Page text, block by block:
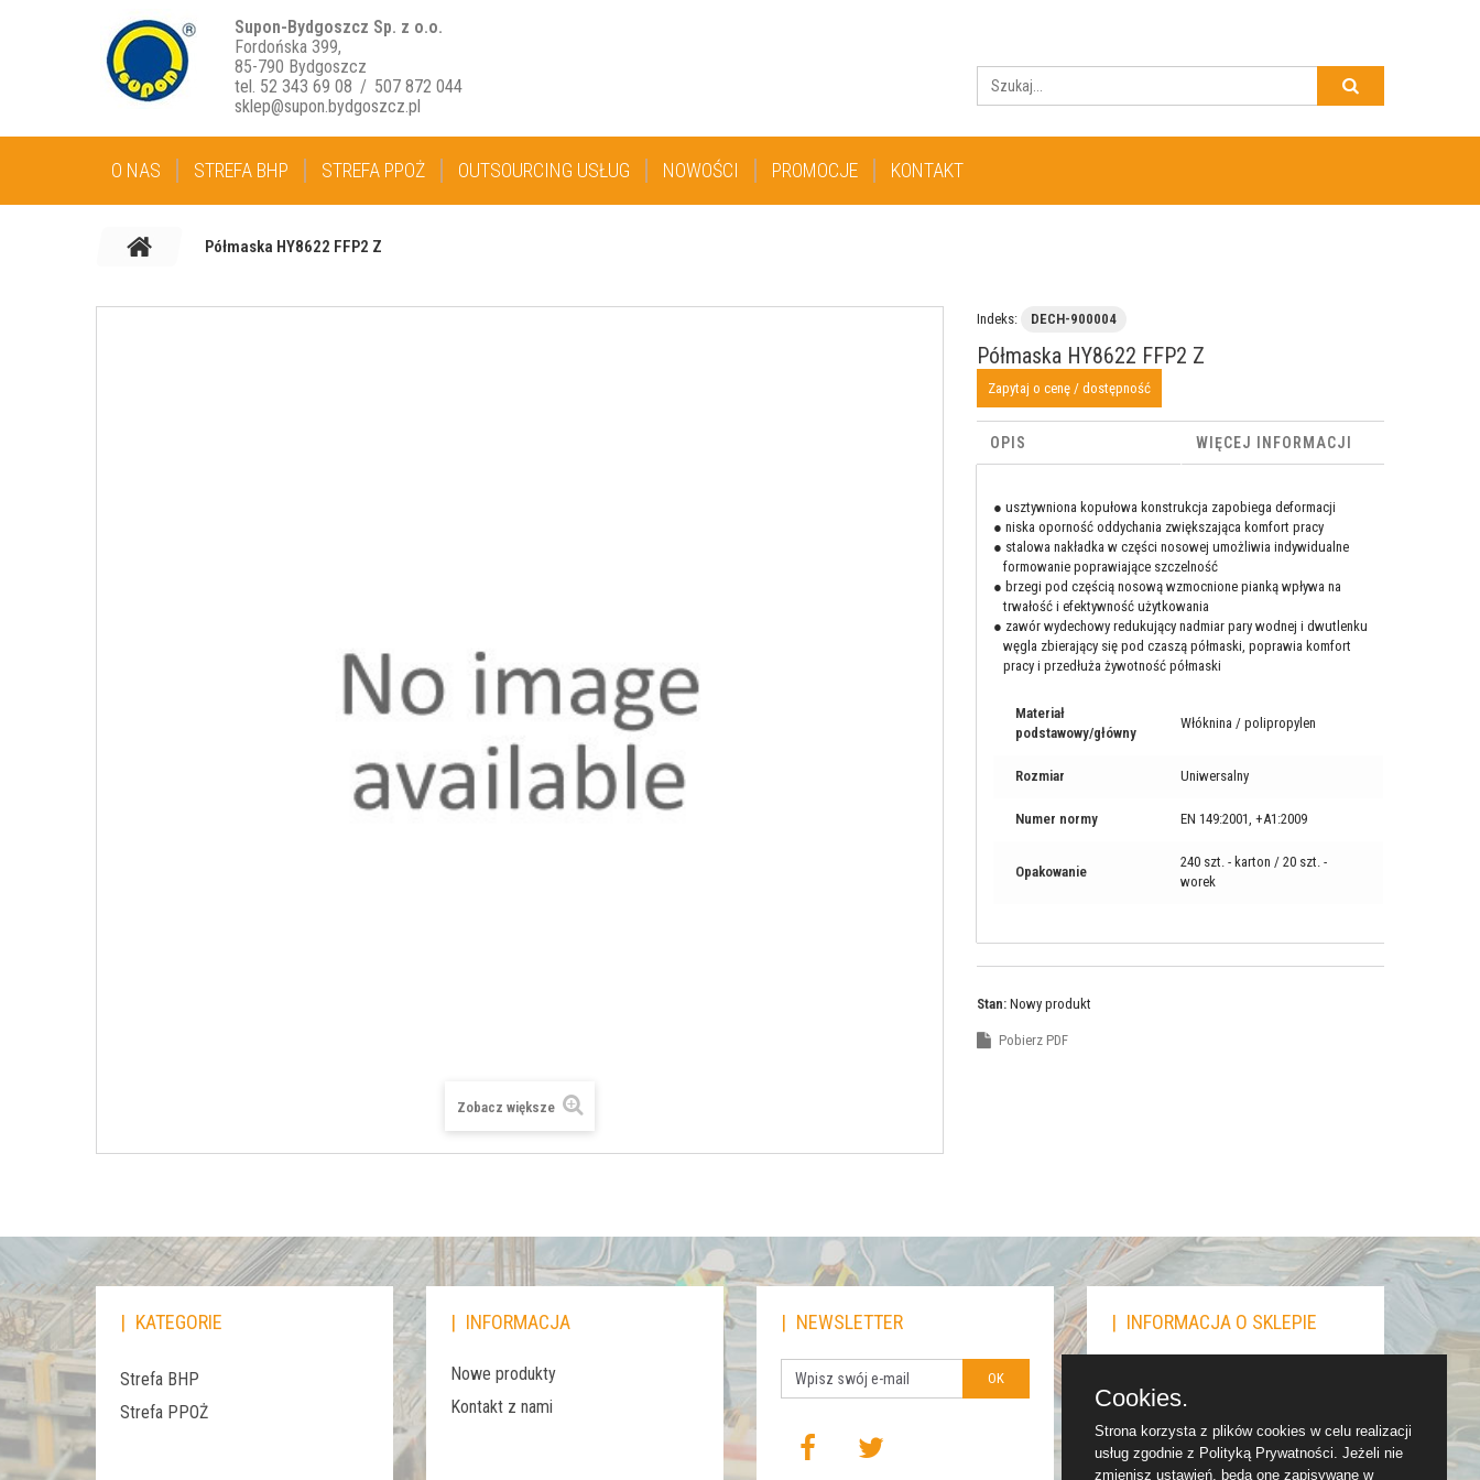
Supon-Bydgoszcz Sp. z o.o.
Fordońska 399,
85-790 Bydgoszcz
tel. 52 343 69 08 / 507 872 044
sklep@supon.bydgoszcz.pl
O NAS STREFA BHP STREFA PPOŻ OUTSOURCING USŁUG NOWOŚCI PROMOCJE KONTAKT
Półmaska HY8622 FFP2 Z
Zobacz większe
Indeks: DECH-900004
Półmaska HY8622 FFP2 Z
Zapytaj o cenę / dostępność
OPIS WIĘCEJ INFORMACJI
● usztywniona kopułowa konstrukcja zapobiega deformacji
● niska oporność oddychania zwiększająca komfort pracy
● stalowa nakładka w części nosowej umożliwia indywidualne
formowanie poprawiające szczelność
● brzegi pod częścią nosową wzmocnione pianką wpływa na
trwałość i efektywność użytkowania
● zawór wydechowy redukujący nadmiar pary wodnej i dwutlenku
węgla zbierający się pod czaszą półmaski, poprawia komfort
pracy i przedłuża żywotność półmaski
Materiał
podstawowy/główny
Włóknina / polipropylen
Rozmiar Uniwersalny
Numer normy EN 149:2001, +A1:2009
Opakowanie
240 szt. - karton / 20 szt. -
worek
Stan: Nowy produkt
Pobierz PDF
KATEGORIE
Strefa BHP
Strefa PPOŻ
INFORMACJA
Nowe produkty
Kontakt z nami
NEWSLETTER
OK
INFORMACJA O SKLEPIE
Fordońska 399,
85-790 Bydgoszcz
52 343 69 08
Cookies.
Strona korzysta z plików cookies w celu realizacji
usług zgodnie z Polityką Prywatności. Jeżeli nie
zmienisz ustawień, będą one zapisywane w